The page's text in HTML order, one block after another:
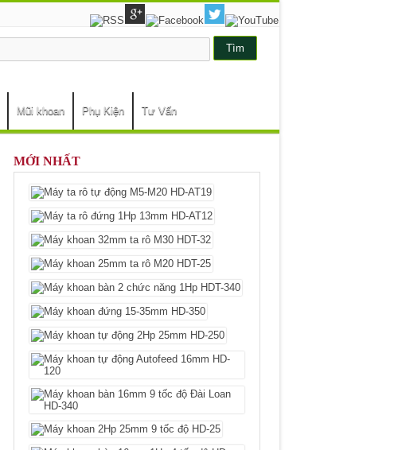
Mũi khoan Phụ Kiện Tư Vấn
MỚI NHẤT